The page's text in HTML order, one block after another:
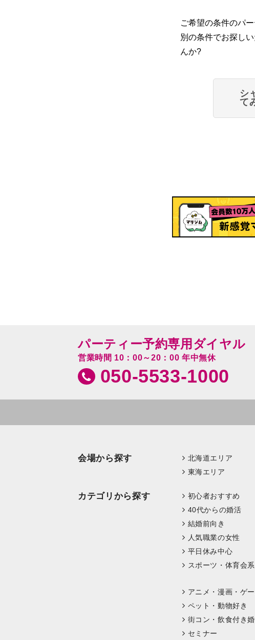
ご希望の条件のパ
別の条件でお探し
んか?
シ
て
パーティー予約専用ダイヤル
営業時間 10：00～20：00 年中無休
050-5533-1000
会場から探す 北海道エリア
東海エリア
カテゴリから探す 初心者おすすめ
40代からの婚活
結婚前向き
人気職業の女性
平日休み中心
スポーツ・体育会系
アニメ・漫画・ゲ
ペット・動物好き
街コン・飲食付き
セミナー